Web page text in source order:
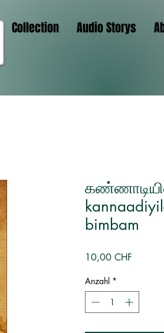
Collection Audio Storys
bimbam
10,00 CHF
Anzahl *